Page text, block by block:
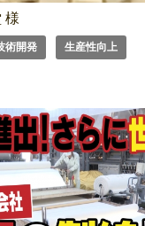
様
術開発 生産性向上